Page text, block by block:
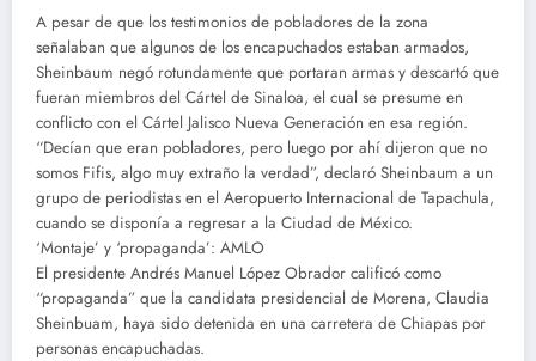
A pesar de que los testimonios de pobladores de la zona
señalaban que algunos de los encapuchados estaban armados,
Sheinbaum negó rotundamente que portaran armas y descartó que
fueran miembros del Cártel de Sinaloa, el cual se presume en
conflicto con el Cártel Jalisco Nueva Generación en esa región.
“Decían que eran pobladores, pero luego por ahí dijeron que no
somos Fifis, algo muy extraño la verdad”, declaró Sheinbaum a un
grupo de periodistas en el Aeropuerto Internacional de Tapachula,
cuando se disponía a regresar a la Ciudad de México.
‘Montaje’ y ‘propaganda’: AMLO
El presidente Andrés Manuel López Obrador calificó como
“propaganda” que la candidata presidencial de Morena, Claudia
Sheinbuam, haya sido detenida en una carretera de Chiapas por
personas encapuchadas.